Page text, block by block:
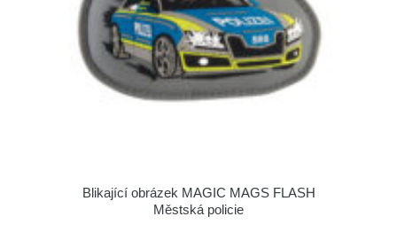
Blikající obrázek MAGIC MAGS FLASH
Městská policie